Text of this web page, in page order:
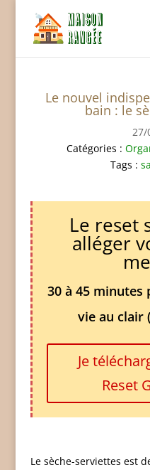
Le nouvel
bain : le
27/
Catégories :
Tags :
Le reset
alléger
30 à 45
vie au clair
Je
Reset
Le sèche-serviettes est